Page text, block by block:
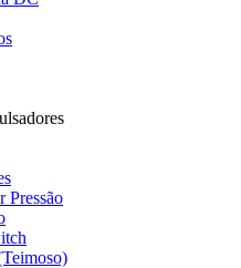
Pressão